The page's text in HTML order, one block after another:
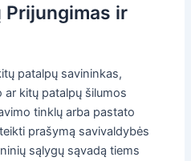
Prijungimas ir
patalpų savininkas,
kitų patalpų šilumos
tinklų arba pastato
prašymą savivaldybės
sąlygų sąvadą tiems